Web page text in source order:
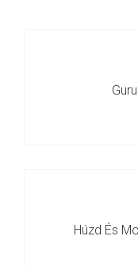
Húzd És